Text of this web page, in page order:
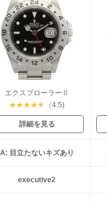
エクスプローラーⅡ
★★★★★ （4.5)
詳細を見る
A: 目立たないキズあり
executive2